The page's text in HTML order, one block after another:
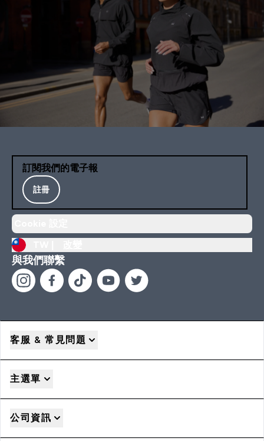
訂閱我們的電子報
註冊
與我們聯繫
客服 & 常見問題
主選單
公司資訊